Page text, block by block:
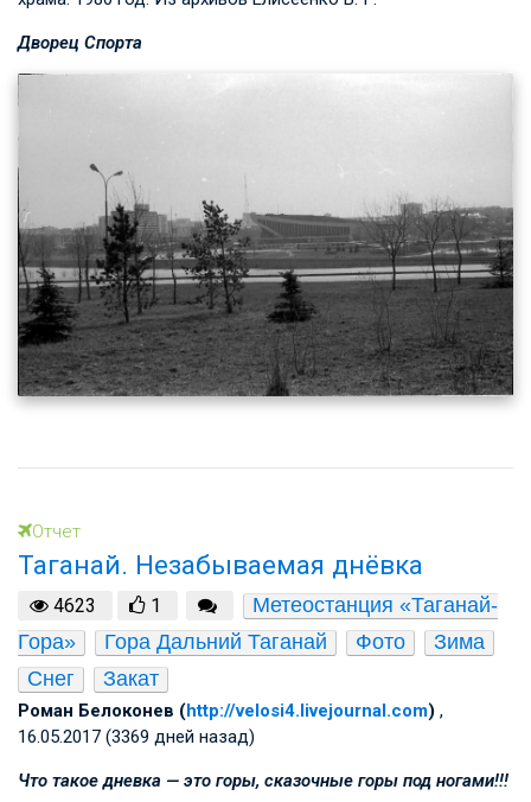
Дворец Спорта
Отчет
Таганай. Незабываемая днёвка
4623 1
Метеостанция «Таганай-
Гора»
Гора Дальний Таганай Фото
Зима
Снег
Закат
Роман Белоконев (http://velosi4.livejournal.com) ,
16.05.2017 (3369 дней назад)
Что такое дневка — это горы, сказочные горы под ногами!!!